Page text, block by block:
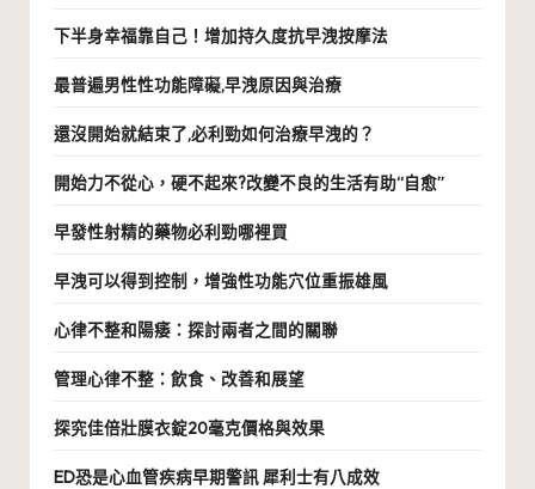
下半身幸福靠自己！增加持久度抗早洩按摩法
最普遍男性性功能障礙,早洩原因與治療
還沒開始就結束了,必利勁如何治療早洩的？
開始力不從心，硬不起來?改變不良的生活有助“自愈”
早發性射精的藥物必利勁哪裡買
早洩可以得到控制，增強性功能穴位重振雄風
心律不整和陽痿：探討兩者之間的關聯
管理心律不整：飲食、改善和展望
探究佳倍壯膜衣錠20毫克價格與效果
ED恐是心血管疾病早期警訊 犀利士有八成效